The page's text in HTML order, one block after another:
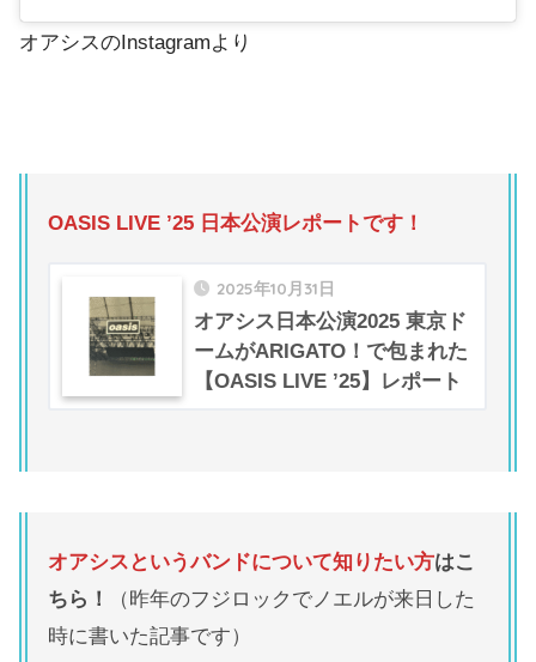
オアシスのInstagramより
OASIS LIVE ’25 日本公演レポートです！
2025年10月31日
オアシス日本公演2025 東京ド
ームがARIGATO！で包まれた
【OASIS LIVE ’25】レポート
オアシスというバンドについて知りたい方はこ
ちら！
（昨年のフジロックでノエルが来日した
時に書いた記事です）